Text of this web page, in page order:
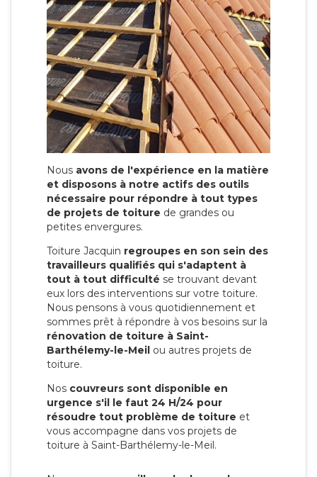
Nous avons de l'expérience en la matière
et disposons à notre actifs des outils
nécessaire pour répondre à tout types
de projets de toiture de grandes ou
petites envergures.
Toiture Jacquin regroupes en son sein des
travailleurs qualifiés qui s'adaptent à
tout à tout difficulté se trouvant devant
eux lors des interventions sur votre toiture.
Nous pensons à vous quotidiennement et
sommes prêt à répondre à vos besoins sur la
rénovation de toiture à Saint-
Barthélemy-le-Meil ou autres projets de
toiture.
Nos couvreurs sont disponible en
urgence s'il le faut 24 H/24 pour
résoudre tout problème de toiture et
vous accompagne dans vos projets de
toiture à Saint-Barthélemy-le-Meil.